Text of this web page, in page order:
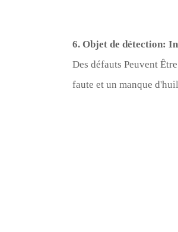
6. Objet de détection:
Des défauts Peuvent
faute et un manque